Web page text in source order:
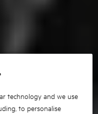
technology and we use
to personalise